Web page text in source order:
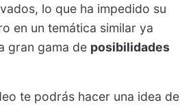
lo que ha impedido su
en un temática similar ya
gran gama de posibilidades
te podrás hacer una idea de